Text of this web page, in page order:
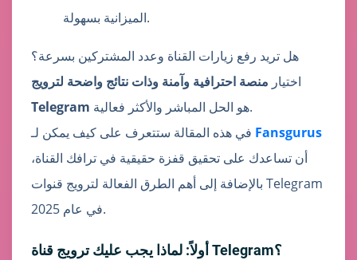
الميزانية بسهولة.
هل تريد رفع زيارات القناة وعدد المشتركين بسرعة؟
اختيار منصة احترافية وآمنة وذات نتائج واضحة لترويج
Telegram
هو الحل المباشر والأكثر فعالية.
Fansgurus
أن تساعدك على تحقيق قفزة حقيقية في ترافك القناة،
بالإضافة إلى أهم الطرق الفعالة لترويج قنوات Telegram
في عام 2025.
أولاً: لماذا يجب عليك ترويج قناة Telegram؟